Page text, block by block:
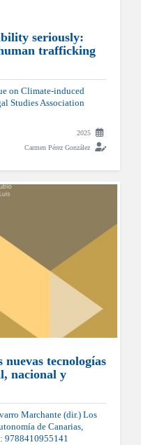
seriously:
trafficking
on Climate-induced
Studies Association
2025
Carmen Pérez González
nuevas tecnologías
nacional y
Marchante (dir.) Los
de Canarias,
9788410955141